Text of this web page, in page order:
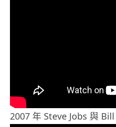
2007 年 Steve Jobs 與